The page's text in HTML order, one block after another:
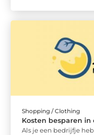
Shopping / Clothing
Kosten besparen
Als je een bedrijfje